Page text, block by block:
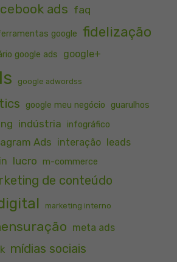
ads faq
google fidelização
google ads google+
google adwordss
google meu negócio guarulhos
indústria infográfico
Ads interação leads
lucro m-commerce
de conteúdo
marketing interno
meta ads
mídias sociais